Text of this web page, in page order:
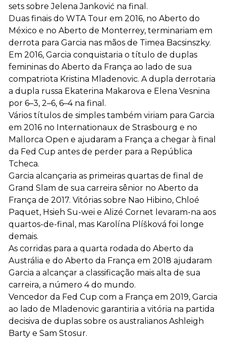
sets sobre Jelena Janković na final.
Duas finais do WTA Tour em 2016, no Aberto do
México e no Aberto de Monterrey, terminariam em
derrota para Garcia nas mãos de Timea Bacsinszky.
Em 2016, Garcia conquistaria o título de duplas
femininas do Aberto da França ao lado de sua
compatriota Kristina Mladenovic. A dupla derrotaria
a dupla russa Ekaterina Makarova e Elena Vesnina
por 6–3, 2–6, 6–4 na final.
Vários títulos de simples também viriam para Garcia
em 2016 no Internationaux de Strasbourg e no
Mallorca Open e ajudaram a França a chegar à final
da Fed Cup antes de perder para a República
Tcheca.
Garcia alcançaria as primeiras quartas de final de
Grand Slam de sua carreira sênior no Aberto da
França de 2017. Vitórias sobre Nao Hibino, Chloé
Paquet, Hsieh Su-wei e Alizé Cornet levaram-na aos
quartos-de-final, mas Karolína Plíšková foi longe
demais.
As corridas para a quarta rodada do Aberto da
Austrália e do Aberto da França em 2018 ajudaram
Garcia a alcançar a classificação mais alta de sua
carreira, a número 4 do mundo.
Vencedor da Fed Cup com a França em 2019, Garcia
ao lado de Mladenovic garantiria a vitória na partida
decisiva de duplas sobre os australianos Ashleigh
Barty e Sam Stosur.